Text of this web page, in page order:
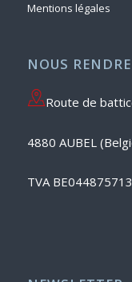
Mentions légales
NOUS
Route de
4880 AUBEL
TVA